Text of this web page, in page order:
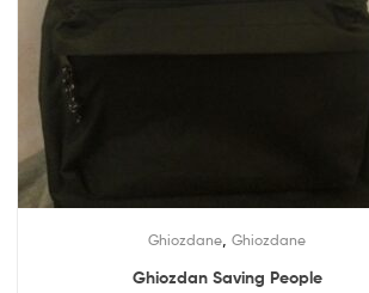
Ghiozdane Ghiozdane
Ghiozdan Saving People